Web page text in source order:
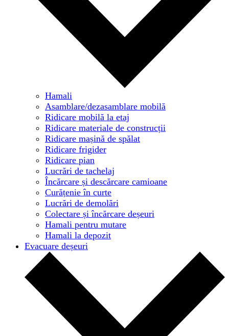
Hamali
Asamblare/dezasamblare mobilă
Ridicare mobilă la etaj
Ridicare materiale de construcții
Ridicare mașină de spălat
Ridicare frigider
Ridicare pian
Lucrări de tachelaj
Încărcare și descărcare camioane
Curățenie în curte
Lucrări de demolări
Colectare și încărcare deșeuri
Hamali pentru mutare
Hamali la depozit
Evacuare deșeuri